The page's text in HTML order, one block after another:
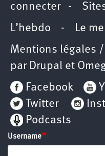
connecter-
L’hebdo -
Le
Mentions légales
par Drupal et
Facebook
Twitter
Podcasts
Username